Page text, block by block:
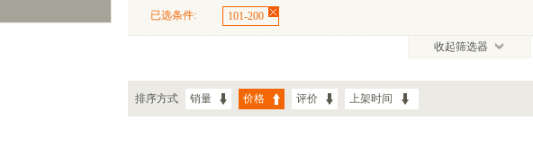
已选条件: 101-200
收起筛选器
排序方式 销量 价格 评价 上架时间